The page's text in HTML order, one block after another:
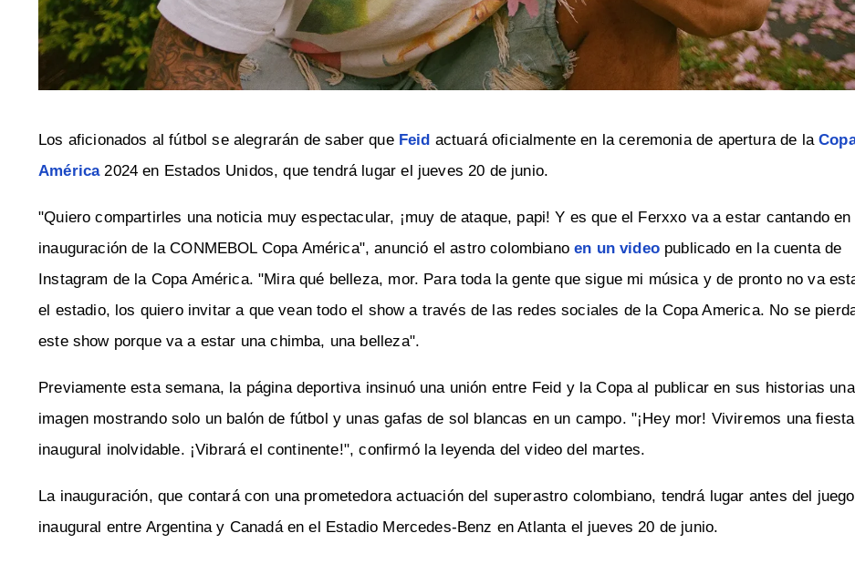
Los aficionados al fútbol se alegrarán de saber que Feid actuará oficialmente en la ceremonia de apertura de la
América2024 en Estados Unidos, que tendrá lugar el jueves 20 de junio.
"Quiero compartirles una noticia muy espectacular, ¡muy de ataque, papi! Y es que el Ferxxo va a estar cantando en
inauguración de la CONMEBOL Copa América", anunció el astro colombianoen un videopublicado en la cuenta de
Instagram de la Copa América. "Mira qué belleza, mor. Para toda la gente que sigue mi música y de pronto no va
el estadio, los quiero invitar a que vean todo el show a través de las redes sociales de la Copa America. No se
este show porque va a estar una chimba, una belleza".
Previamente esta semana, la página deportiva insinuó una unión entre Feid y la Copa al publicar en sus historias una
imagen mostrando solo un balón de fútbol y unas gafas de sol blancas en un campo. "¡Hey mor! Viviremos una fiesta
inaugural inolvidable. ¡Vibrará el continente!", confirmó la leyenda del video del martes.
La inauguración, que contará con una prometedora actuación del superastro colombiano, tendrá lugar antes del juego
inaugural entre Argentina y Canadá en el Estadio Mercedes-Benz en Atlanta el jueves 20 de junio.